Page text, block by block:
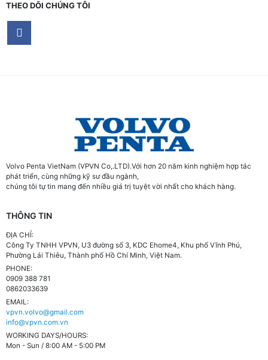
THEO DÕI CHÚNG TÔI
Volvo Penta VietNam (VPVN Co,.LTD).Với hơn 20 năm kinh nghiệm hợp tác
phát triển, cùng những kỹ sư đầu ngành,
chúng tôi tự tin mang đến nhiều giá trị tuyệt vời nhất cho khách hàng.
THÔNG TIN
ĐỊA CHỈ:
Công Ty TNHH VPVN, U3 đường số 3, KDC Ehome4, Khu phố Vĩnh Phú,
Phường Lái Thiêu, Thành phố Hồ Chí Minh, Việt Nam.
PHONE:
0909 388 781
0862033639
EMAIL:
vpvn.volvo@gmail.com
info@vpvn.com.vn
WORKING DAYS/HOURS:
Mon - Sun / 8:00 AM - 5:00 PM